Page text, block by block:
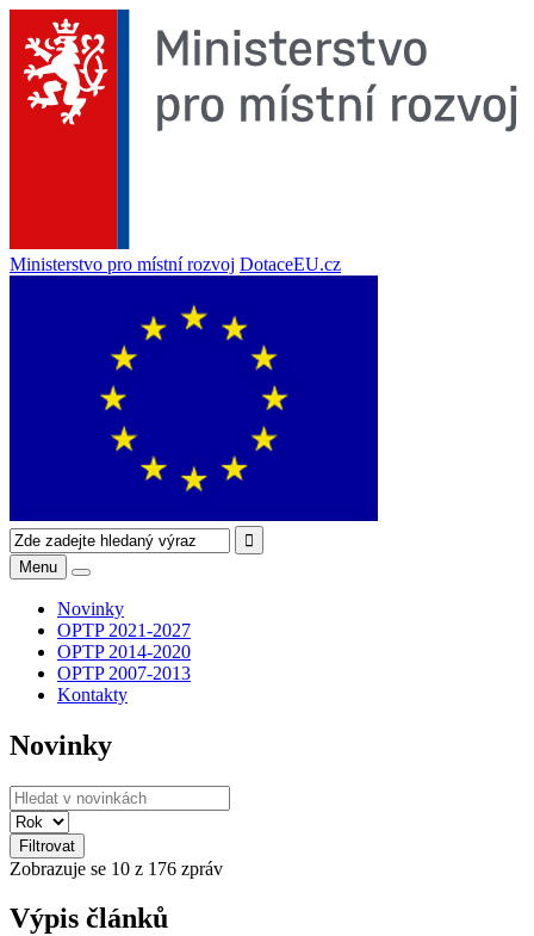
Ministerstvo pro místní rozvoj DotaceEU.cz
Menu
Novinky
OPTP 2021-2027
OPTP 2014-2020
OPTP 2007-2013
Kontakty
Novinky
Filtrovat
Zobrazuje se 10 z 176 zpráv
Výpis článků